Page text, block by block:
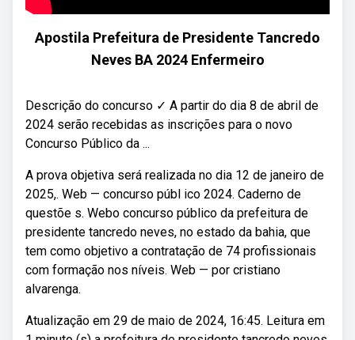
Apostila Prefeitura de Presidente Tancredo
Neves BA 2024 Enfermeiro
Descrição do concurso ✓ A partir do dia 8 de abril de
2024 serão recebidas as inscrições para o novo
Concurso Público da ...
A prova objetiva será realizada no dia 12 de janeiro de
2025,. Web — concurso públ ico 2024. Caderno de
questõe s. Webo concurso público da prefeitura de
presidente tancredo neves, no estado da bahia, que
tem como objetivo a contratação de 74 profissionais
com formação nos níveis. Web — por cristiano
alvarenga.
Atualização em 29 de maio de 2024, 16:45. Leitura em